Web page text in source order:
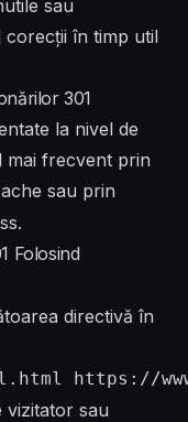
sau
corecții în timp util
301
la nivel de
mai frecvent prin
sau prin
Folosind
directivă în
vizitator sau